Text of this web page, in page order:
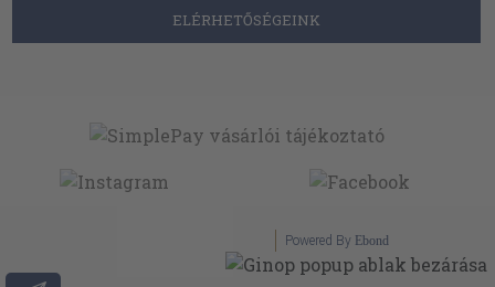
ELÉRHETŐSÉGEINK
Powered By Ebond